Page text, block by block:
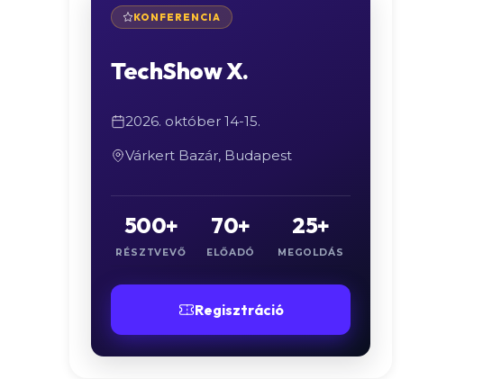
KONFERENCIA
TechShow X.
2026. október 14-15.
Várkert Bazár, Budapest
500+
RÉSZTVEVŐ
70+
ELŐADÓ
25+
MEGOLDÁS
Regisztráció